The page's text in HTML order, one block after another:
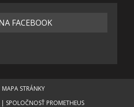
FACEBOOK
MAPA STRÁNKY
PROMETHEUS